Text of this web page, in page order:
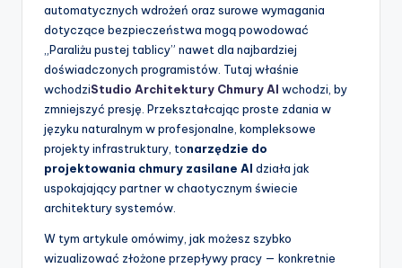
&
S
o
automatycznych wdrożeń oraz surowe wymagania
dotyczące bezpieczeństwa mogą powodować
„Paraliżu pustej tablicy” nawet dla najbardziej
doświadczonych programistów. Tutaj właśnie
wchodziStudio Architektury Chmury AI wchodzi, by
zmniejszyć presję. Przekształcając proste zdania w
języku naturalnym w profesjonalne, kompleksowe
projekty infrastruktury, tonarzędzie do
projektowania chmury zasilane AI działa jak
uspokajający partner w chaotycznym świecie
architektury systemów.
W tym artykule omówimy, jak możesz szybko
wizualizować złożone przepływy pracy — konkretnie